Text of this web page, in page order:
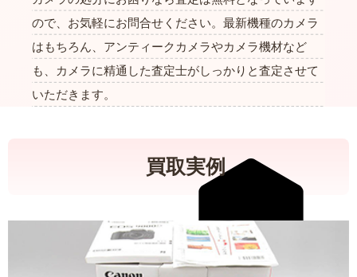
ので、お気軽にお問合せください。最新機種のカメラ
はもちろん、アンティークカメラやカメラ機材など
も、カメラに精通した査定士がしっかりと査定させて
いただきます。
買取実例